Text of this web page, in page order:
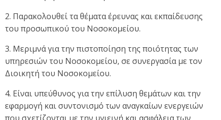
2. Παρακολουθεί τα θέματα έρευνας και εκπαίδευσης
του προσωπικού του Νοσοκομείου.
3. Μεριμνά για την πιστοποίηση της ποιότητας των
υπηρεσιών του Νοσοκομείου, σε συνεργασία με τον
Διοικητή του Νοσοκομείου.
4. Είναι υπεύθυνος για την επίλυση θεμάτων και την
εφαρμογή και συντονισμό των αναγκαίων ενεργειών